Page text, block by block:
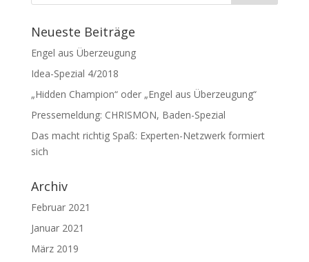
Neueste Beiträge
Engel aus Überzeugung
Idea-Spezial 4/2018
„Hidden Champion“ oder „Engel aus Überzeugung“
Pressemeldung: CHRISMON, Baden-Spezial
Das macht richtig Spaß: Experten-Netzwerk formiert
sich
Archiv
Februar 2021
Januar 2021
März 2019